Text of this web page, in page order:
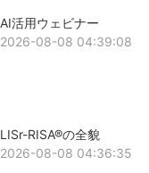
AI活用ウェビナー
2026-08-08 04:39:08
LISr-RISA®の全貌
2026-08-08 04:36:35